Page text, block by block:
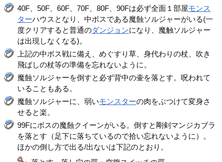
40F、50F、60F、70F、80F、90Fは必ず全面１部屋モンス
ターハウスとなり、中ボスである魔蝕ソルジャーがいる(一
度クリアすると普通のダンジョンになり、魔触ソルジャー
は出現しなくなる)。
上記の中ボス戦に備え、めぐすり草、身代わりの杖、吹き
飛ばしの杖等の準備を忘れないように。
魔蝕ソルジャーを倒すと必ず背中の壷を落とす。呪われて
いることもある。
魔蝕ソルジャーに、弱いモンスターの肉をぶつけて変身さ
せると楽。
99Fにボスの魔蝕クイーンがいる。倒すと剛剣マンジカブラ
を落とす（足下に落ちているので拾い忘れないように）。
ほかの倒し方で出る/出ないは下記のとおり。